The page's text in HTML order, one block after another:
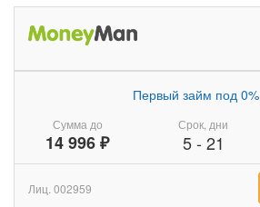
Сумма до
14 996 ₽
Первый займ под 0%
Срок, дни
5- 21
Лиц. 002959